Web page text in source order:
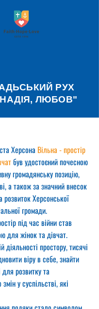
РУХ
НАДІЯ, ЛЮБОВ"
Херсона Вільна - простір
був удостоєний почесною
громадянську позицію,
а також за значний внесок
розвиток Херсонської
громади.
під час війни став
для жінок та дівчат.
діяльності простору, тисячі
віру в себе, знайти
розвитку та
у суспільстві, які